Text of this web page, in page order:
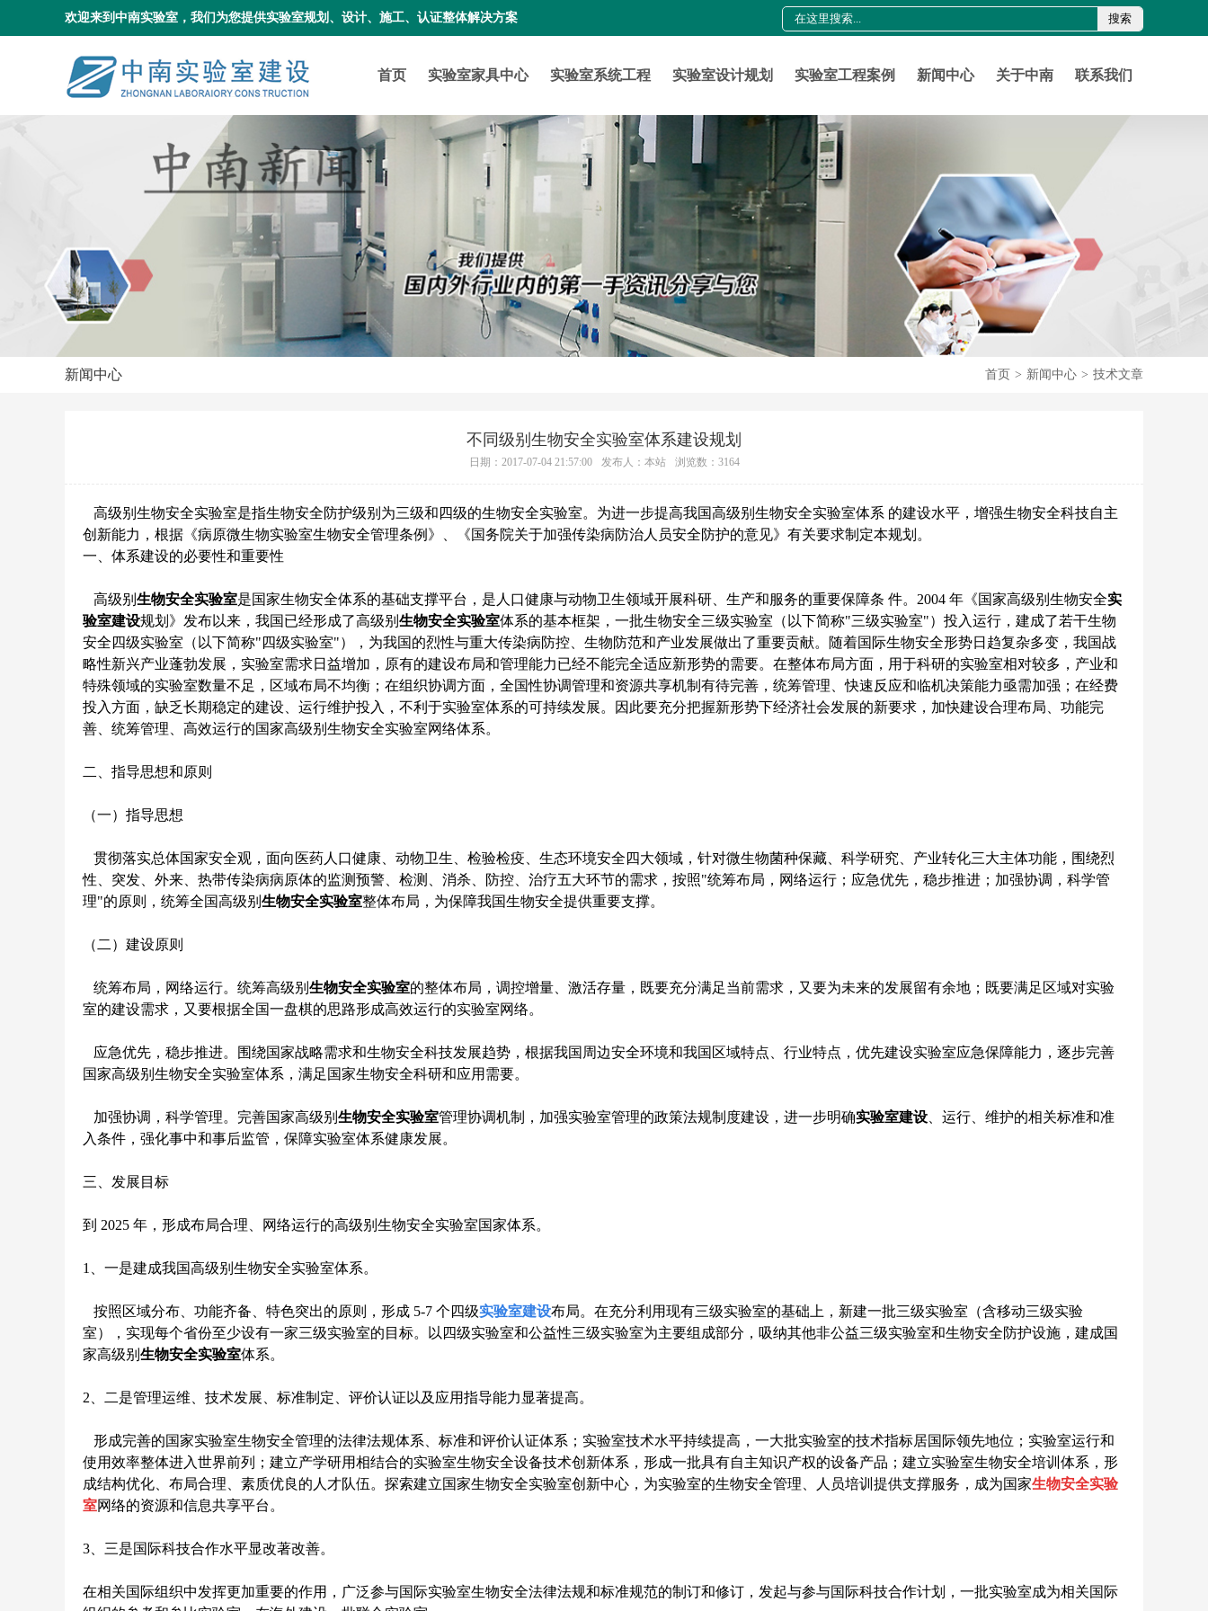
欢迎来到中南实验室，我们为您提供实验室规划、设计、施工、认证整体解决方案 搜索
首页 实验室家具中心 实验室系统工程 实验室设计规划 实验室工程案例 新闻中心 关于中南 联系我们
新闻中心 首页 > 新闻中心 > 技术文章
不同级别生物安全实验室体系建设规划
日期：2017-07-04 21:57:00 发布人：本站 浏览数：3164
高级别生物安全实验室是指生物安全防护级别为三级和四级的生物安全实验室。为进一步提高我国高级别生物安全实验室体系 的建设水平，增强生物安全科技自主
创新能力，根据《病原微生物实验室生物安全管理条例》、《国务院关于加强传染病防治人员安全防护的意见》有关要求制定本规划。
一、体系建设的必要性和重要性
高级别 生物安全实验室是国家生物安全体系的基础支撑平台，是人口健康与动物卫生领域开展科研、生产和服务的重要保障条 件。2004 年《国家高级别生物安全实
验室建设规划》发布以来，我国已经形成了高级别 生物安全实验室体系的基本框架，一批生物安全三级实验室（以下简称"三级实验室"）投入运行，建成了若干生物
安全四级实验室（以下简称"四级实验室"），为我国的烈性与重大传染病防控、生物防范和产业发展做出了重要贡献。随着国际生物安全形势日趋复杂多变，我国战
略性新兴产业蓬勃发展，实验室需求日益增加，原有的建设布局和管理能力已经不能完全适应新形势的需要。在整体布局方面，用于科研的实验室相对较多，产业和
特殊领域的实验室数量不足，区域布局不均衡；在组织协调方面，全国性协调管理和资源共享机制有待完善，统筹管理、快速反应和临机决策能力亟需加强；在经费
投入方面，缺乏长期稳定的建设、运行维护投入，不利于实验室体系的可持续发展。因此要充分把握新形势下经济社会发展的新要求，加快建设合理布局、功能完
善、统筹管理、高效运行的国家高级别生物安全实验室网络体系。
二、指导思想和原则
（一）指导思想
贯彻落实总体国家安全观，面向医药人口健康、动物卫生、检验检疫、生态环境安全四大领域，针对微生物菌种保藏、科学研究、产业转化三大主体功能，围绕烈
性、突发、外来、热带传染病病原体的监测预警、检测、消杀、防控、治疗五大环节的需求，按照"统筹布局，网络运行；应急优先，稳步推进；加强协调，科学管
理"的原则，统筹全国高级别 生物安全实验室整体布局，为保障我国生物安全提供重要支撑。
（二）建设原则
统筹布局，网络运行。统筹高级别 生物安全实验室的整体布局，调控增量、激活存量，既要充分满足当前需求，又要为未来的发展留有余地；既要满足区域对实验
室的建设需求，又要根据全国一盘棋的思路形成高效运行的实验室网络。
应急优先，稳步推进。围绕国家战略需求和生物安全科技发展趋势，根据我国周边安全环境和我国区域特点、行业特点，优先建设实验室应急保障能力，逐步完善
国家高级别生物安全实验室体系，满足国家生物安全科研和应用需要。
加强协调，科学管理。完善国家高级别 生物安全实验室管理协调机制，加强实验室管理的政策法规制度建设，进一步明确实验室建设、运行、维护的相关标准和准
入条件，强化事中和事后监管，保障实验室体系健康发展。
三、发展目标
到 2025 年，形成布局合理、网络运行的高级别生物安全实验室国家体系。
1、一是建成我国高级别生物安全实验室体系。
按照区域分布、功能齐备、特色突出的原则，形成 5-7 个四级实验室建设布局。在充分利用现有三级实验室的基础上，新建一批三级实验室（含移动三级实验
室），实现每个省份至少设有一家三级实验室的目标。以四级实验室和公益性三级实验室为主要组成部分，吸纳其他非公益三级实验室和生物安全防护设施，建成国
家高级别 生物安全实验室体系。
2、二是管理运维、技术发展、标准制定、评价认证以及应用指导能力显著提高。
形成完善的国家实验室生物安全管理的法律法规体系、标准和评价认证体系；实验室技术水平持续提高，一大批实验室的技术指标居国际领先地位；实验室运行和
使用效率整体进入世界前列；建立产学研用相结合的实验室生物安全设备技术创新体系，形成一批具有自主知识产权的设备产品；建立实验室生物安全培训体系，形
成结构优化、布局合理、素质优良的人才队伍。探索建立国家生物安全实验室创新中心，为实验室的生物安全管理、人员培训提供支撑服务，成为国家生物安全实验
室网络的资源和信息共享平台。
3、三是国际科技合作水平显改著改善。
在相关国际组织中发挥更加重要的作用，广泛参与国际实验室生物安全法律法规和标准规范的制订和修订，发起与参与国际科技合作计划，一批实验室成为相关国际